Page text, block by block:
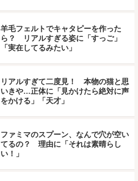
羊毛フェルトでキャタピーを作った
ら？ リアルすぎる姿に「すっご」
「実在してるみたい」
リアルすぎて二度見！ 本物の猫と思
いきや…正体に「見かけたら絶対に声
をかける」「天才」
ファミマのスプーン、なんで穴が空い
てるの？ 理由に「それは素晴らし
い！」